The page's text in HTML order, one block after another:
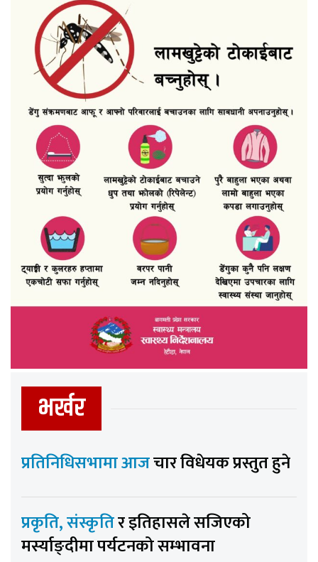
भर्खर
प्रतिनिधिसभामा आजचार विधेयक प्रस्तुत हुने
प्रकृति, संस्कृतिर इतिहासले सजिएको
मर्स्याङ्दीमा पर्यटनको सम्भावना